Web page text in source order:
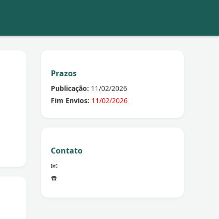
Prazos
Publicação: 11/02/2026
Fim Envios: 11/02/2026
Contato
📧
☎️